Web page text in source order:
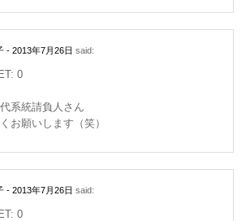
- 2013年7月26日 said:
0
系統請負人さん
お願いします（笑）
- 2013年7月26日 said:
0